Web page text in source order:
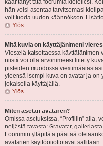
kääntänyt tätä foorumia kielellesi.
hän voisi asentaa tarvitsemasi
voit luoda uuden käännöksen.
Ylös
Mitä kuvia on käyttäjänimeni
Viestejä katsottaessa käyttäjänimen
niistä voi olla arvonimeesi liitetty
pisteiden muodossa
yleensä isompi kuva on avatar ja
jokaisella käyttäjällä.
Ylös
Miten asetan avataren?
Omissa asetuksissa, “Profiilin” alla,
neljästä tavasta: Gravatar,
Foorumin ylläpitäjä päättää
avatarien käyttöönottotavat